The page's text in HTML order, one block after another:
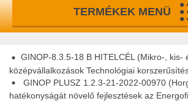
TERMÉKEK MENÜ
GINOP-8.3.5-18 B HITELCÉL(Mikro-, kis-
középvállalkozások Technológiai
GINOP PLUSZ 1.2.3-21-2022-00970
hatékonyságát növelő fejlesztések az